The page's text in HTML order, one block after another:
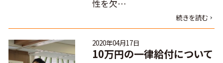
性を欠…
続きを読む
2020年04月17日
10万円の一律給付について